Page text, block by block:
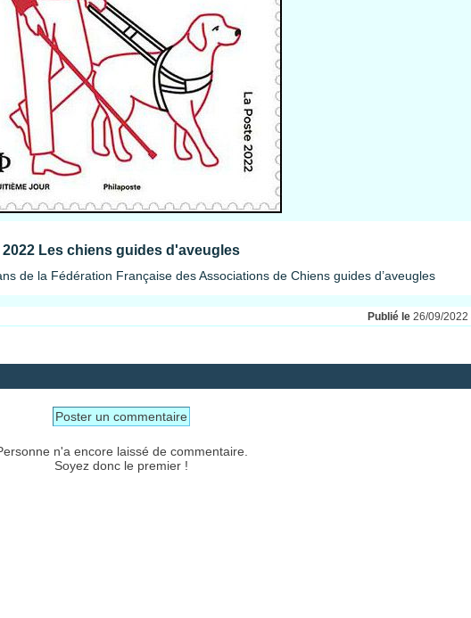
2022 Les chiens guides d'aveugles
de la Fédération Française des Associations de Chiens guides d’aveugles
Publié le 26/09/
Poster un commentaire
n'a encore laissé de commentaire.
Soyez donc le premier !